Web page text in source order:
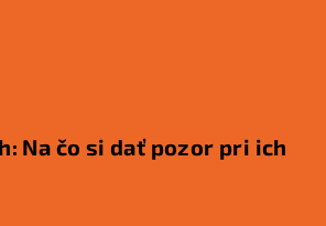
Na čo si dať pozor pri ich